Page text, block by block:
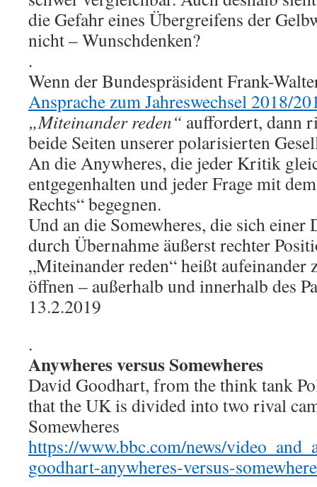
die Gefahr eines Übergreifens der
nicht – Wunschdenken?
.
Wenn der Bundespräsident Frank-
Ansprache zum Jahreswechsel 2018/
„Miteinander reden“ auffordert, dann
beide Seiten unserer polarisierten
An die Anywheres, die jeder Kritik
entgegenhalten und jeder Frage mit
Rechts“ begegnen.
Und an die Somewheres, die sich einer
durch Übernahme äußerst rechter
„Miteinander reden“ heißt aufeinander
öffnen – außerhalb und innerhalb des
13.2.2019
.
Anywheres versus Somewheres
David Goodhart, from the think tank
that the UK is divided into two rival
Somewheres
https://www.bbc.com/news/
goodhart-anywheres-versus-